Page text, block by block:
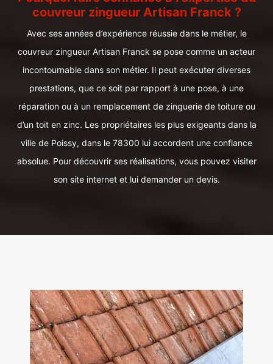
couvreur zingueur Artisan Franck ?
Avec ses années d’expérience réussie dans le métier, le
couvreur zingueur Artisan Franck se pose comme un acteur
incontournable dans son métier. Il peut exécuter diverses
prestations, que ce soit par rapport à une pose, à une
réparation ou à un remplacement de zinguerie de toiture ou
d’un toit en zinc. Les propriétaires les plus exigeants dans la
ville de Poissy, dans le 78300 lui accordent une confiance
absolue. Pour découvrir ses réalisations, vous pouvez visiter
son site internet et lui demander un devis.